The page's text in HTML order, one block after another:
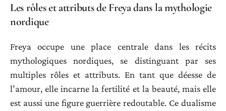
Les rôles et attributs de Freya dans la mythologie
nordique
Freya occupe une place centrale dans les récits
mythologiques nordiques, se distinguant par ses
multiples rôles et attributs. En tant que déesse de
l’amour, elle incarne la fertilité et la beauté, mais elle
est aussi une figure guerrière redoutable. Ce dualisme